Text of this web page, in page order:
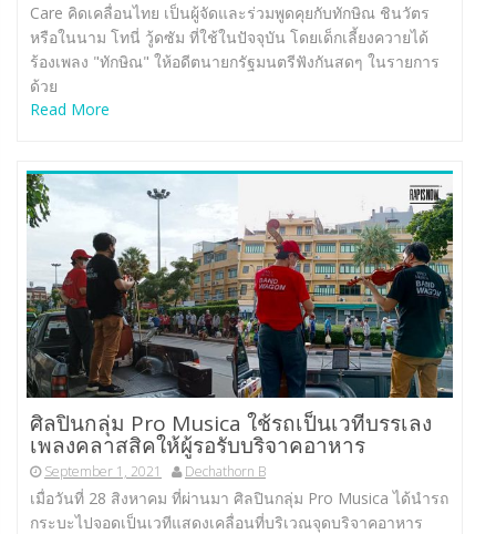
Care คิดเคลื่อนไทย เป็นผู้จัดและร่วมพูดคุยกับทักษิณ ชินวัตร
หรือในนาม โทนี่ วู้ดซัม ที่ใช้ในปัจจุบัน โดยเด็กเลี้ยงควายได้
ร้องเพลง "ทักษิณ" ให้อดีตนายกรัฐมนตรีฟังกันสดๆ ในรายการ
ด้วย
Read More
ศิลปินกลุ่ม Pro Musica ใช้รถเป็นเวทีบรรเลง
เพลงคลาสสิคให้ผู้รอรับบริจาคอาหาร
September 1, 2021 Dechathorn B
เมื่อวันที่ 28 สิงหาคม ที่ผ่านมา ศิลปินกลุ่ม Pro Musica ได้นำรถ
กระบะไปจอดเป็นเวทีแสดงเคลื่อนที่บริเวณจุดบริจาคอาหาร